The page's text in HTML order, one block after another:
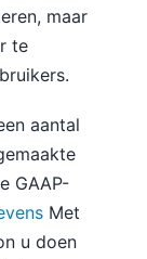
maar
te
aantal
GAAP-
Met
u doen